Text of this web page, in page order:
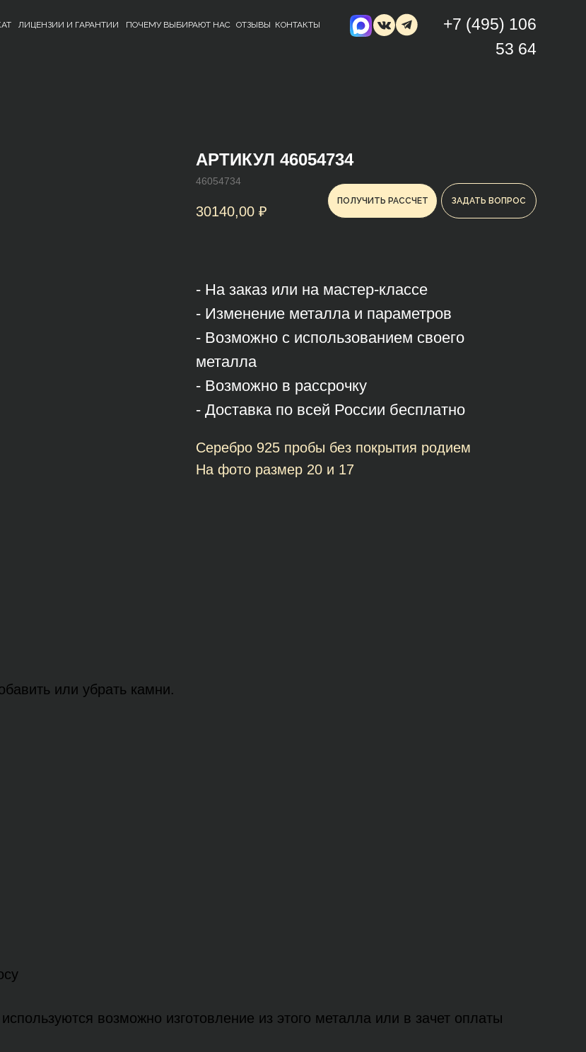
ЛИЦЕНЗИИ И ГАРАНТИИ ПОЧЕМУ ВЫБИРАЮТ НАС ОТЗЫВЫ КОНТАКТЫ
+7 (495) 106
53 64
ПОЛУЧИТЬ РАССЧЕТ ЗАДАТЬ ВОПРОС
АРТИКУЛ 46054734
46054734
30140,00 ₽
- На заказ или на мастер-классе
- Изменение металла и параметров
- Возможно с использованием своего
металла
- Возможно в рассрочку
- Доставка по всей России бесплатно
Серебро 925 пробы без покрытия родием
На фото размер 20 и 17
или убрать камни.
возможно изготовление из этого металла или в зачет оплаты